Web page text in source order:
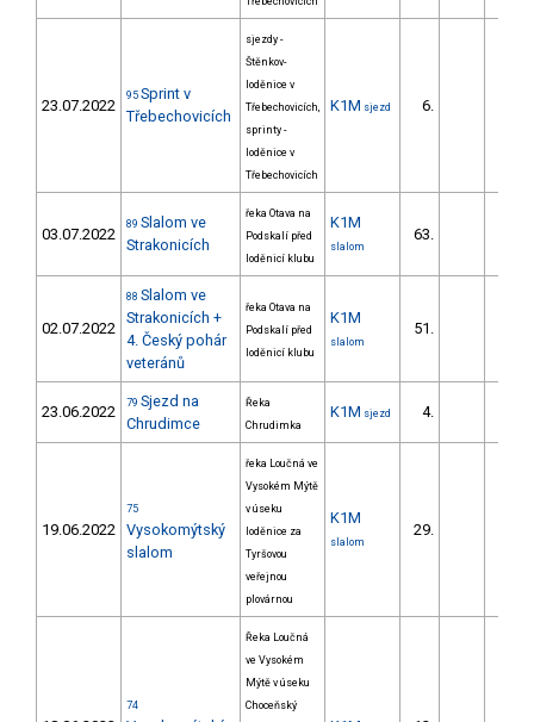
23.07.2022
95 Sprint v
Třebechovicích
sjezdy -
Štěnkov-
loděnice v
Třebechovicích,
sprinty -
loděnice v
Třebechovicích
K1M sjezd 6.
03.07.2022
89 Slalom ve
Strakonicích
řeka Otava na
Podskalí před
loděnicí klubu
K1M
slalom
63.
02.07.2022
88 Slalom ve
Strakonicích +
4. Český pohár
veteránů
řeka Otava na
Podskalí před
loděnicí klubu
K1M
slalom
51.
23.06.2022 79 Sjezd na
Chrudimce
Řeka
Chrudimka
K1M sjezd 4.
19.06.2022
75
Vysokomýtský
slalom
řeka Loučná ve
Vysokém Mýtě
v úseku
loděnice za
Tyršovou
veřejnou
plovárnou
K1M
slalom
29.
74
Řeka Loučná
ve Vysokém
Mýtě v úseku
Choceňský